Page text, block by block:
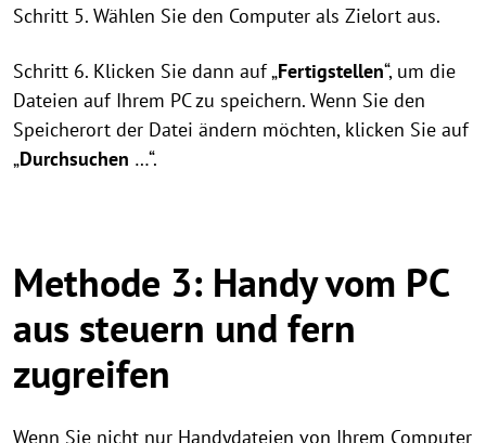
Schritt 5. Wählen Sie den Computer als Zielort aus.
Schritt 6. Klicken Sie dann auf „Fertigstellen“, um die
Dateien auf Ihrem PC zu speichern. Wenn Sie den
Speicherort der Datei ändern möchten, klicken Sie auf
„Durchsuchen …“.
Methode 3: Handy vom PC
aus steuern und fern
zugreifen
Wenn Sie nicht nur Handydateien von Ihrem Computer